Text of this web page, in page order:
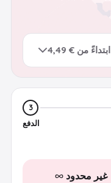
ابتداءً من € 4,49
3
الدفع
غير محدود